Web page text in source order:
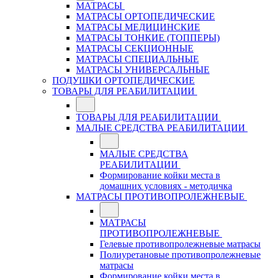
МАТРАСЫ
МАТРАСЫ ОРТОПЕДИЧЕСКИЕ
МАТРАСЫ МЕДИЦИНСКИЕ
МАТРАСЫ ТОНКИЕ (ТОППЕРЫ)
МАТРАСЫ СЕКЦИОННЫЕ
МАТРАСЫ СПЕЦИАЛЬНЫЕ
МАТРАСЫ УНИВЕРСАЛЬНЫЕ
ПОДУШКИ ОРТОПЕДИЧЕСКИЕ
ТОВАРЫ ДЛЯ РЕАБИЛИТАЦИИ
ТОВАРЫ ДЛЯ РЕАБИЛИТАЦИИ
МАЛЫЕ СРЕДСТВА РЕАБИЛИТАЦИИ
МАЛЫЕ СРЕДСТВА
РЕАБИЛИТАЦИИ
Формирование койки места в
домашних условиях - методичка
МАТРАСЫ ПРОТИВОПРОЛЕЖНЕВЫЕ
МАТРАСЫ
ПРОТИВОПРОЛЕЖНЕВЫЕ
Гелевые противопролежневые матрасы
Полиуретановые противопролежневые
матрасы
Формирование койки места в